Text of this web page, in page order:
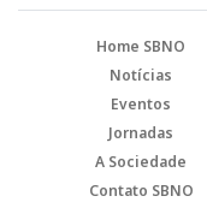
Home SBNO
Notícias
Eventos
Jornadas
A Sociedade
Contato SBNO